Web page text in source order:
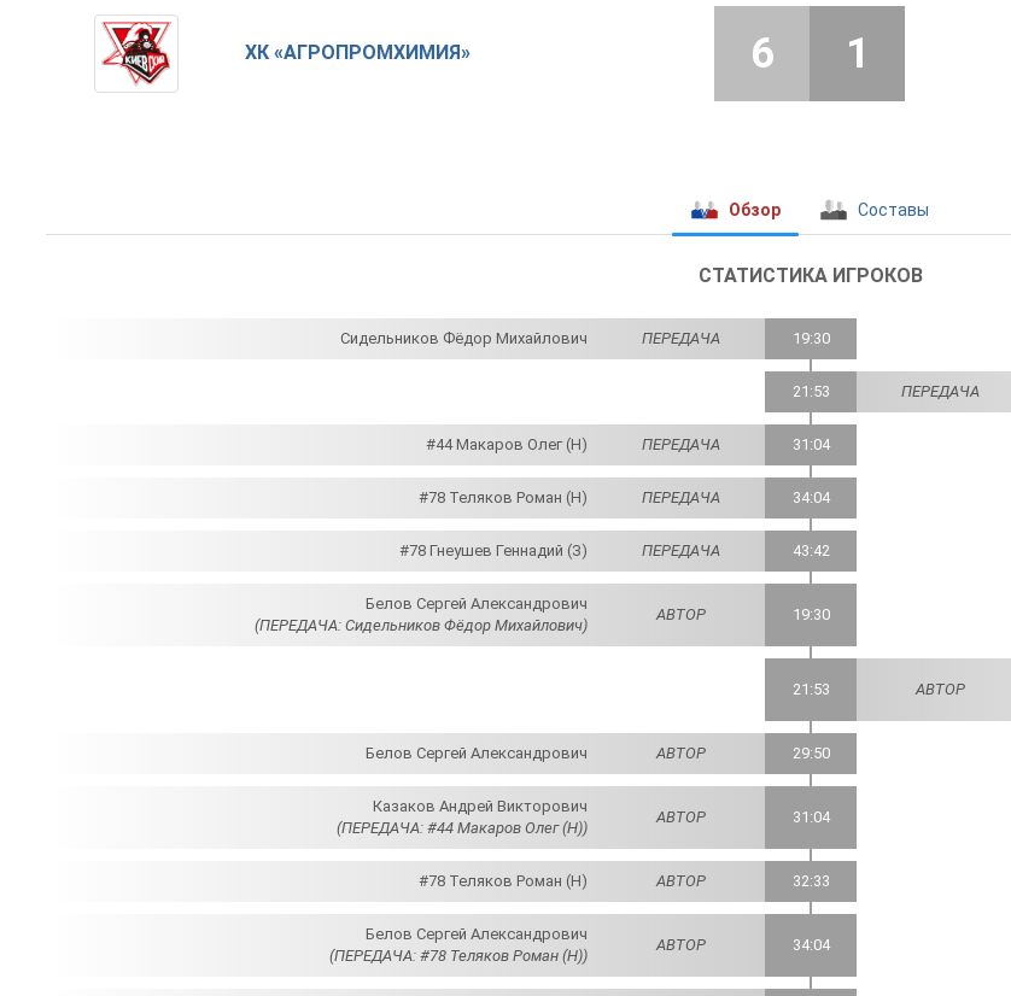
ХК «АГРОПРОМХИМИЯ» 6 1
Обзор Составы
СТАТИСТИКА ИГРОКОВ
Сидельников Фёдор Михайлович ПЕРЕДАЧА 19:30
21:53 ПЕРЕДАЧА
#44 Макаров Олег (Н) ПЕРЕДАЧА 31:04
#78 Теляков Роман (Н) ПЕРЕДАЧА 34:04
#78 Гнеушев Геннадий (З) ПЕРЕДАЧА 43:42
Белов Сергей Александрович
(ПЕРЕДАЧА: Сидельников Фёдор Михайлович)
АВТОР 19:30
21:53 АВТОР
Белов Сергей Александрович АВТОР 29:50
Казаков Андрей Викторович
(ПЕРЕДАЧА: #44 Макаров Олег (Н))
АВТОР 31:04
#78 Теляков Роман (Н) АВТОР 32:33
Белов Сергей Александрович
(ПЕРЕДАЧА: #78 Теляков Роман (Н))
АВТОР 34:04